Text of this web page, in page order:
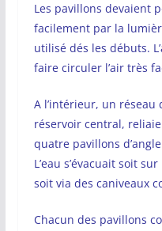
Les pavillons devaient
facilement par la
utilisé dés les débuts.
faire circuler l’air très
A l’intérieur, un
réservoir central,
quatre pavillons
L’eau s’évacuait soit
soit via des caniveaux
Chacun des pavillons